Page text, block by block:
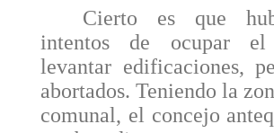
Cierto es que
intentos de ocupar
levantar edificaciones,
abortados. Teniendo la
comunal, el concejo